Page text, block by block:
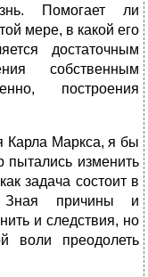
Помогает ли
мере, в какой его
достаточным
собственным
построения
Карла Маркса, я бы
пытались изменить
задача состоит в
причины и
и следствия, но
воли преодолеть